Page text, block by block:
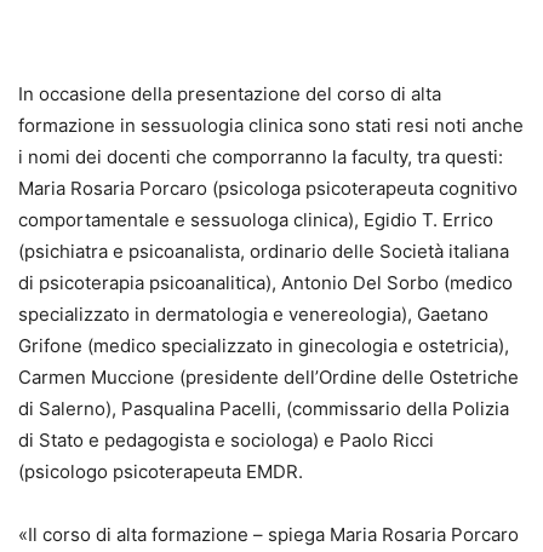
In occasione della presentazione del corso di alta
formazione in sessuologia clinica sono stati resi noti anche
i nomi dei docenti che comporranno la faculty, tra questi:
Maria Rosaria Porcaro (psicologa psicoterapeuta cognitivo
comportamentale e sessuologa clinica), Egidio T. Errico
(psichiatra e psicoanalista, ordinario delle Società italiana
di psicoterapia psicoanalitica), Antonio Del Sorbo (medico
specializzato in dermatologia e venereologia), Gaetano
Grifone (medico specializzato in ginecologia e ostetricia),
Carmen Muccione (presidente dell’Ordine delle Ostetriche
di Salerno), Pasqualina Pacelli, (commissario della Polizia
di Stato e pedagogista e sociologa) e Paolo Ricci
(psicologo psicoterapeuta EMDR.
«Il corso di alta formazione – spiega Maria Rosaria Porcaro